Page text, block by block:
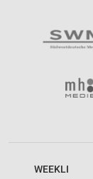
WEEKLI